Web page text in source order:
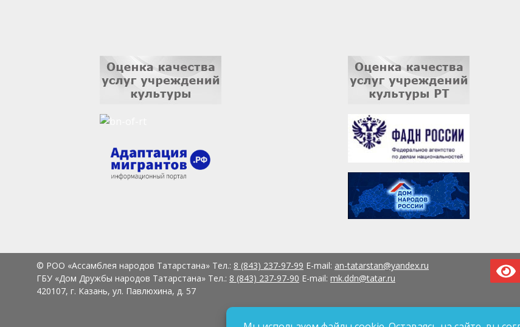
© РОО «Ассамблея народов Татарстана» Тел.: 8 (843) 237-97-99 E-mail: an-tatarstan@yandex.ru
ГБУ «Дом Дружбы народов Татарстана» Тел.: 8 (843) 237-97-90 E-mail: mk.ddn@tatar.ru
420107, г. Казань, ул. Павлюхина, д. 57